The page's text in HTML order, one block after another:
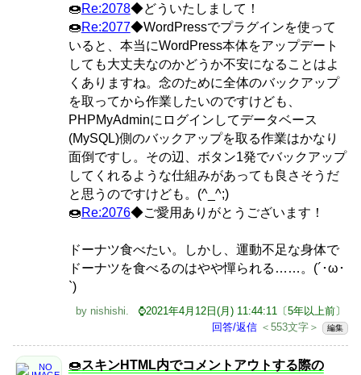
🍩Re:2078◆どういたしまして！
🍩Re:2077◆WordPressでプラグインを使って
いると、本当にWordPress本体をアップデート
しても大丈夫なのかどうか不安になることはよ
くありますね。念のために全体のバックアップ
を取ってから作業したいのですけども、
PHPMyAdminにログインしてデータベース
(MySQL)側のバックアップを取る作業はかなり
面倒ですし。その辺、ボタン1発でバックアップ
してくれるような仕組みがあっても良さそうだ
と思うのですけども。(^_^;)
🍩Re:2076◆ご愛用ありがとうございます！
ドーナツ食べたい。しかし、運動不足な身体で
ドーナツを食べるのはやや憚られる……。(´･ω･
`)
by nishishi.
⌚2021年4月12日(月) 11:44:11〔5年以上前〕
回答/返信 ＜553文字＞ 編集
🍩スキンHTML内でコメントアウトする際の